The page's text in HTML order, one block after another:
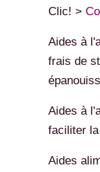
Clic! >
Aides à
frais de
Aides à
faciliter
Aides